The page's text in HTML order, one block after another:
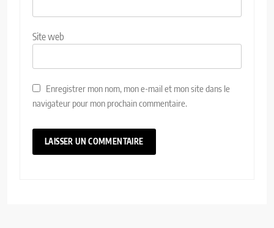
Site web
Enregistrer mon nom, mon e-mail et mon site dans le
navigateur pour mon prochain commentaire.